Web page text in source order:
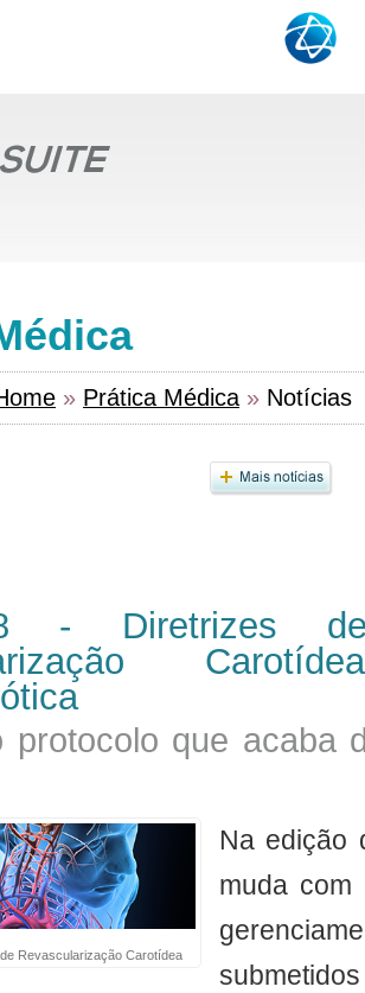
» Prática Médica » Notícias
- Diretrizes
protocolo que acaba
Revascularização Carotídea
Na edição
muda